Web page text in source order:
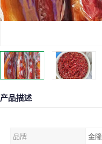
产品描述
品牌 金